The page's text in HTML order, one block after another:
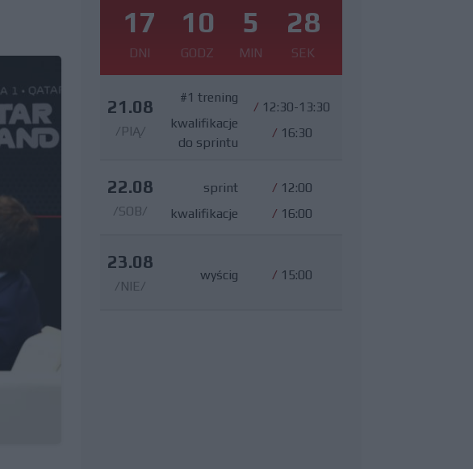
17
DNI
10
GODZ
5
MIN
27
SEK
21.08
/PIĄ/
#1 trening
kwalifikacje
do sprintu
/ 12:30-13:30
/ 16:30
22.08
/SOB/
sprint
kwalifikacje
/ 12:00
/ 16:00
23.08
/NIE/
wyścig / 15:00